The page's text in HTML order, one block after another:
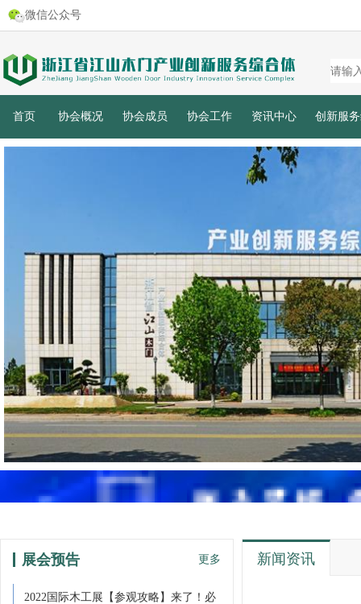
微信公众号
首页 协会概况 协会成员 协会工作 资讯中心 创新服
展会预告 更多
2022国际木工展【参观攻略】来了！必
新闻资讯